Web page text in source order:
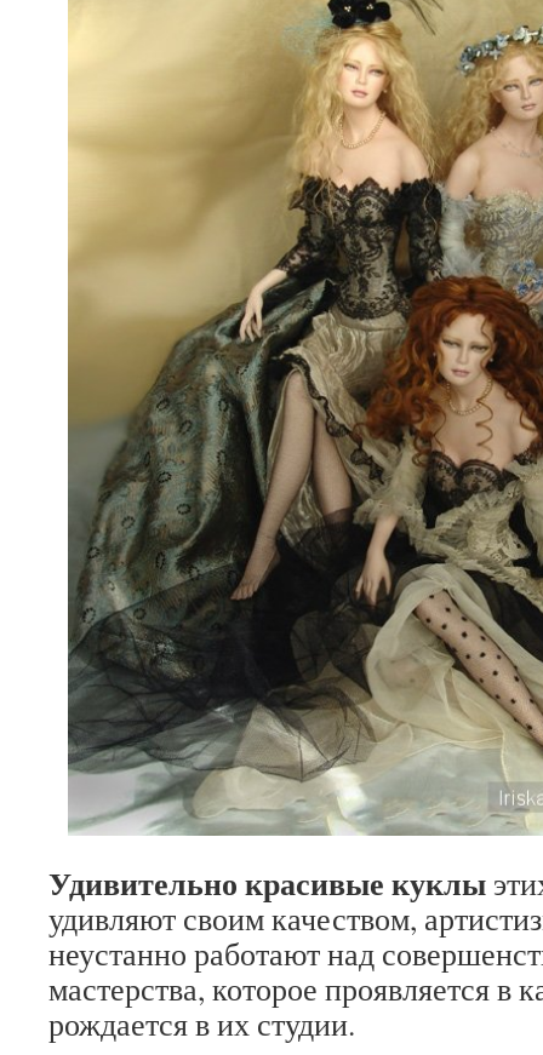
Удивительно красивые куклы
удивляют своим качеством,
неустанно работают над
мастерства, которое проявляется в
рождается в их студии.